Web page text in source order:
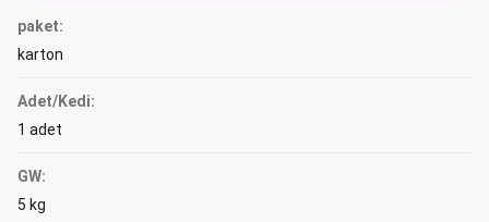
paket:
karton
Adet/Kedi:
1 adet
GW:
5 kg